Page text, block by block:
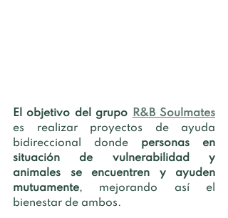
El objetivo del grupo
R&B Soulmates
es realizar proyectos de ayuda
bidireccional donde personas en
situación de vulnerabilidad y
animales se encuentren y ayuden
mutuamente, mejorando así el
bienestar de ambos.